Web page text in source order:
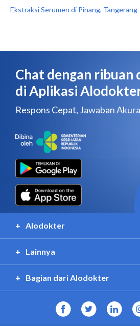
Ekstraksi Serumen di Pinang, Tangerang